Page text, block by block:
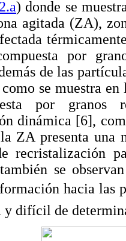
) donde se
agitada (ZA),
por
de las
se muestra
por granos
dinámica [6],
ZA presenta una
recristalización
se
hacia
y difícil de